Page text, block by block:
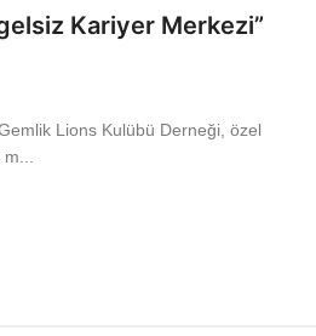
Peron İstanbul’un
adidas
Kariyer Merkezi”
Lions Kulübü Derneği, özel